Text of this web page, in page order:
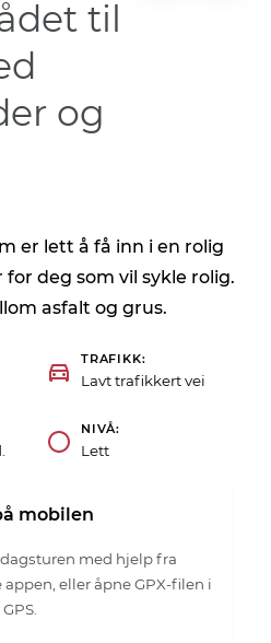
til
og
er lett å få inn i en rolig
deg som vil sykle rolig.
asfalt og grus.
TRAFIKK
Lavt trafikkert vei
NIVÅ
Lett
mobilen
med hjelp fra
eller åpne GPX-filen i